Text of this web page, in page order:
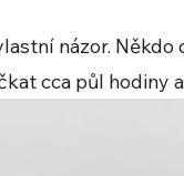
názor.
cca půl hodiny